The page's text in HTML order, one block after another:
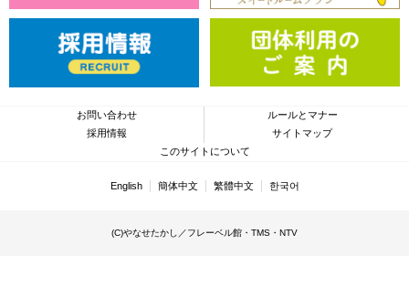
お問い合わせ
ルールとマナー
採用情報
サイトマップ
このサイトについて
English 簡体中文 繁體中文 한국어
(C)やなせたかし／フレーベル館・TMS・NTV